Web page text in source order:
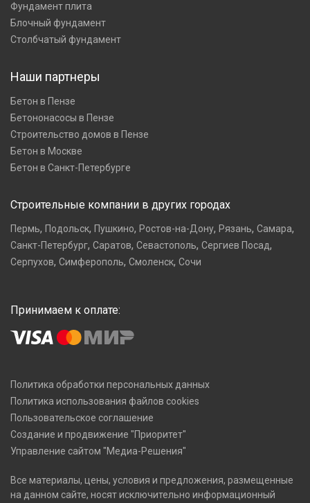
Фундамент плита
Блочный фундамент
Столбчатый фундамент
Наши партнеры
Бетон в Пензе
Бетононасосы в Пензе
Строительство домов в Пензе
Бетон в Москве
Бетон в Санкт-Петербурге
Строительные компании в других городах
Пермь, Подольск, Пушкино, Ростов-на-Дону, Рязань, Самара,
Санкт-Петербург, Саратов, Севастополь, Сергиев Посад,
Серпухов, Симферополь, Смоленск, Сочи
Принимаем к оплате:
Политика обработки персональных данных
Политика использования файлов cookies
Пользовательское соглашение
Создание и продвижение "Приоритет"
Управление сайтом "Медиа-Решения"
Все материалы, цены, условия и предложения, размещенные
на данном сайте, носят исключительно информационный